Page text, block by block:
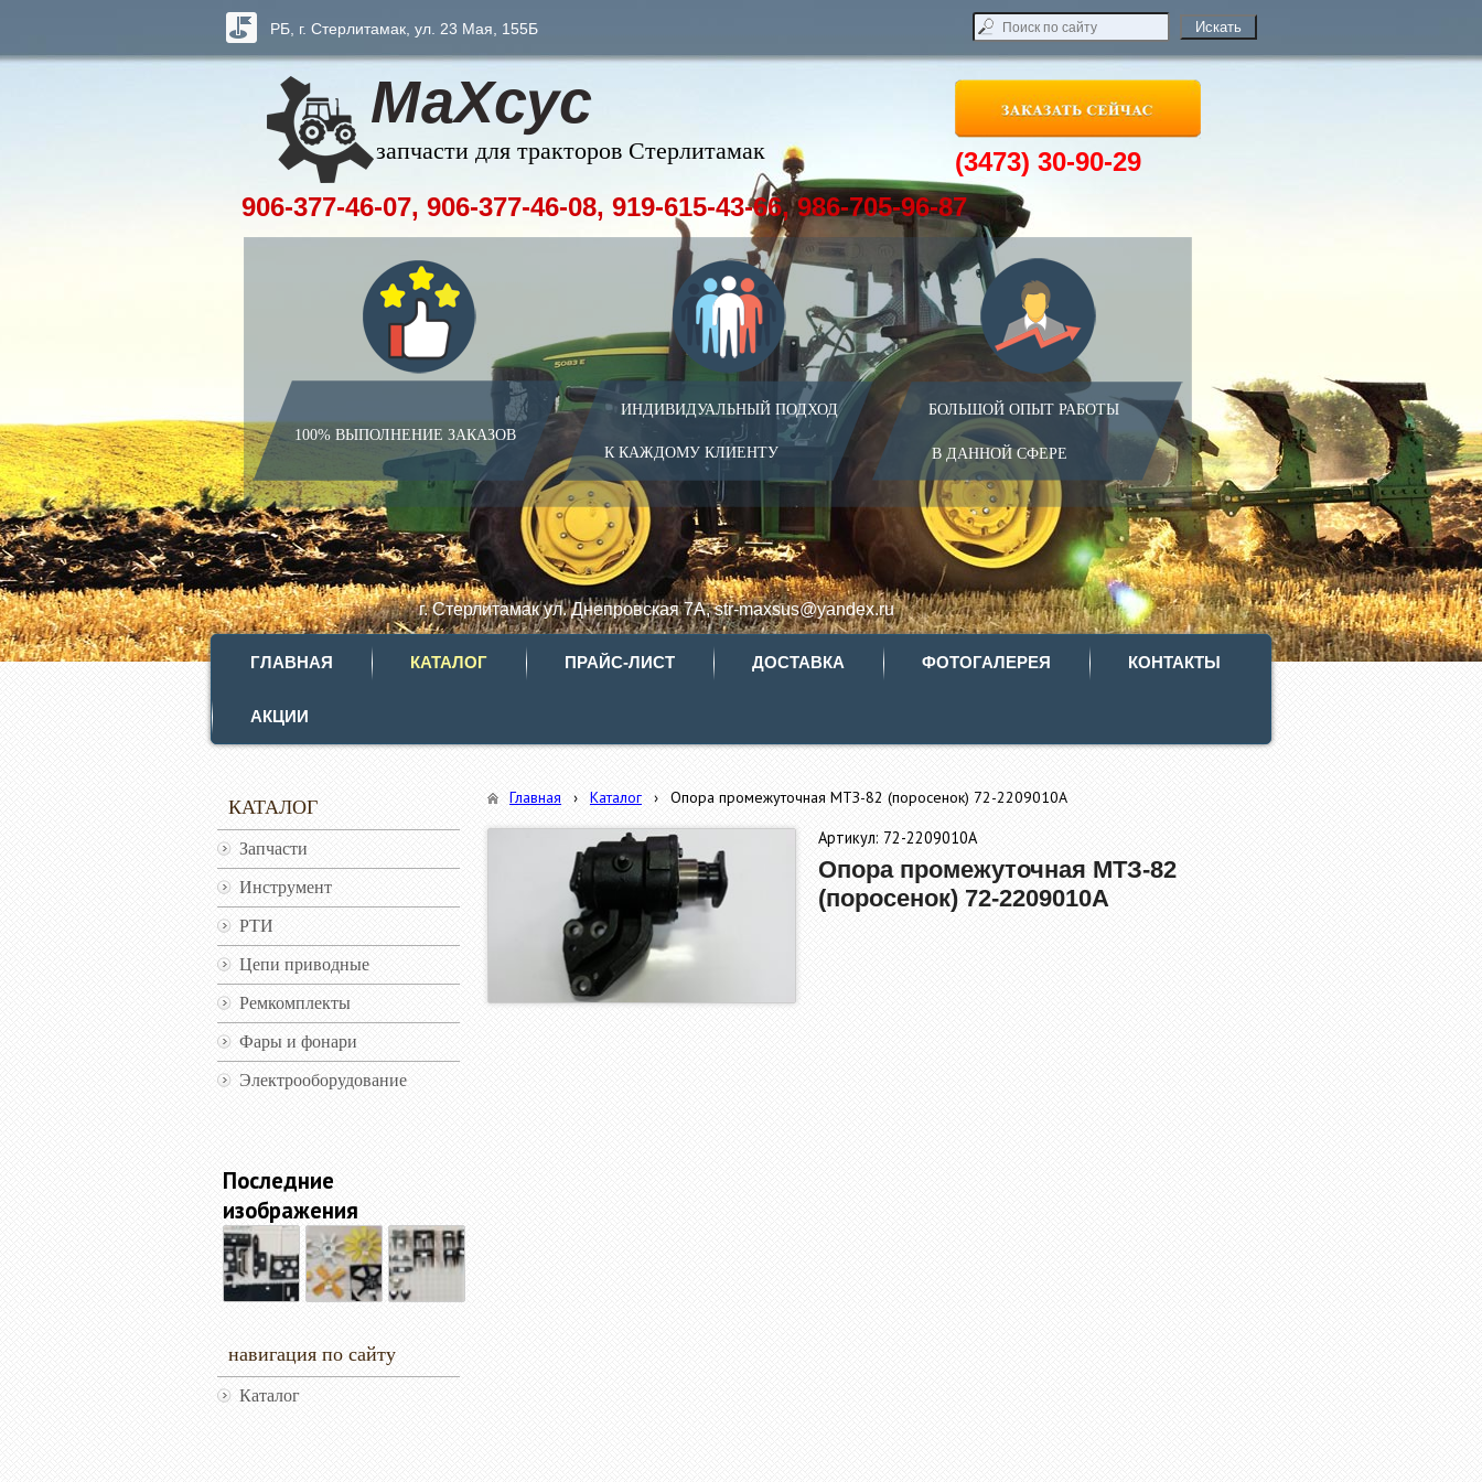
МаХсус
запчасти для тракторов Стерлитамак
100% ВЫПОЛНЕНИЕ ЗАКАЗОВ
ИНДИВИДУАЛЬНЫЙ ПОДХОД
К КАЖДОМУ КЛИЕНТУ
БОЛЬШОЙ ОПЫТ РАБОТЫ
В ДАННОЙ СФЕРЕ
РБ, г. Стерлитамак, ул. 23 Мая, 155Б
г. Стерлитамак ул. Днепровская 7А, str-maxsus@yandex.ru
906-377-46-07, 906-377-46-08, 919-615-43-66, 986-705-96-87
(3473) 30-90-29
ГЛАВНАЯ КАТАЛОГ ПРАЙС-ЛИСТ ДОСТАВКА ФОТОГАЛЕРЕЯ КОНТАКТЫ
АКЦИИ
КАТАЛОГ
Запчасти
Инструмент
РТИ
Цепи приводные
Ремкомплекты
Фары и фонари
Электрооборудование
Последние
изображения
навигация по сайту
Каталог
Главная › Каталог › Опора промежуточная МТЗ-82 (поросенок) 72-2209010А
Артикул: 72-2209010А
Опора промежуточная МТЗ-82
(поросенок) 72-2209010А